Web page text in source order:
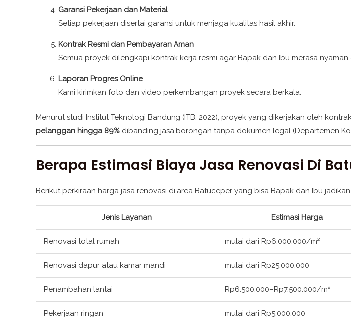
Garansi Pekerjaan dan Material
Setiap pekerjaan disertai garansi untuk menjaga kualitas hasil akhir.
Kontrak Resmi dan Pembayaran Aman
Semua proyek dilengkapi kontrak kerja resmi agar Bapak dan Ibu merasa nyaman
Laporan Progres Online
Kami kirimkan foto dan video perkembangan proyek secara berkala.
Menurut studi Institut Teknologi Bandung (ITB, 2022), proyek yang dikerjakan oleh
pelanggan hingga 89% dibanding jasa borongan tanpa dokumen legal (Departemen
Berapa Estimasi Biaya Jasa Renovasi Di
Berikut perkiraan harga jasa renovasi di area Batuceper yang bisa Bapak dan Ibu jadikan
Jenis Layanan Estimasi Harga
Renovasi total rumah mulai dari Rp6.000.000/m²
Renovasi dapur atau kamar mandi mulai dari Rp25.000.000
Penambahan lantai Rp6.500.000–Rp7.500.000/m²
Pekerjaan ringan mulai dari Rp5.000.000